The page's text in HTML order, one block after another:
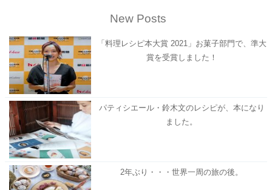
New Posts
「料理レシピ本大賞 2021」お菓子部門で、準大
賞を受賞しました！
パティシエール・鈴木文のレシピが、本になり
ました。
2年ぶり・・・世界一周の旅の後。